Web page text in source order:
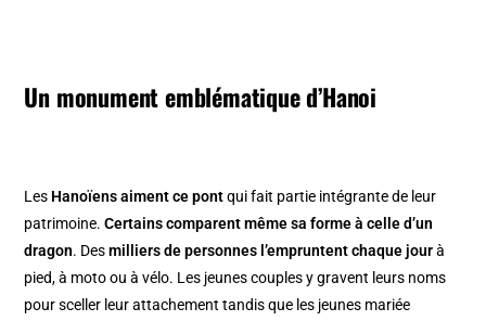
Un monument emblématique d’Hanoi
Les Hanoïens aiment ce pontqui fait partie intégrante de leur
patrimoine.Certains comparent même sa forme à celle d’un
dragon. Desmilliers de personnes l’empruntent chaque jourà
pied, à moto ou à vélo. Les jeunes couples y gravent leurs noms
pour sceller leur attachement tandis que les jeunes mariée